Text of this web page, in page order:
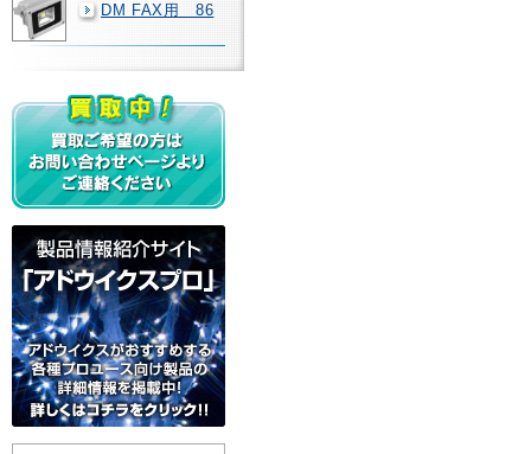
DM FAX用 86